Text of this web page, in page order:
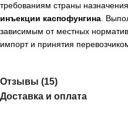
требованиям страны
инъекции каспофунгина.
зависимым от местных
импорт и принятия
Отзывы (15)
Доставка и оплата